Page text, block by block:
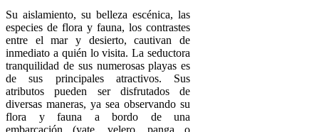
Su aislamiento, su belleza escénica, las
especies de flora y fauna, los contrastes
entre el mar y desierto, cautivan de
inmediato a quién lo visita. La seductora
tranquilidad de sus numerosas playas es
de sus principales atractivos. Sus
atributos pueden ser disfrutados de
diversas maneras, ya sea observando su
flora y fauna a bordo de una
embarcación (yate, velero, panga o